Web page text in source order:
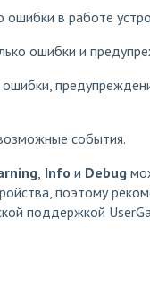
ошибки в работе
ошибки и
события.
, Info и Debug
поэтому
поддержкой